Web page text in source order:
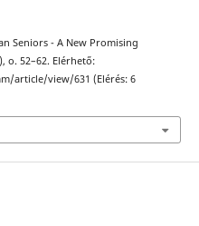
Seniors - A New Promising
o. 52–62. Elérhető:
article/view/631 (Elérés: 6